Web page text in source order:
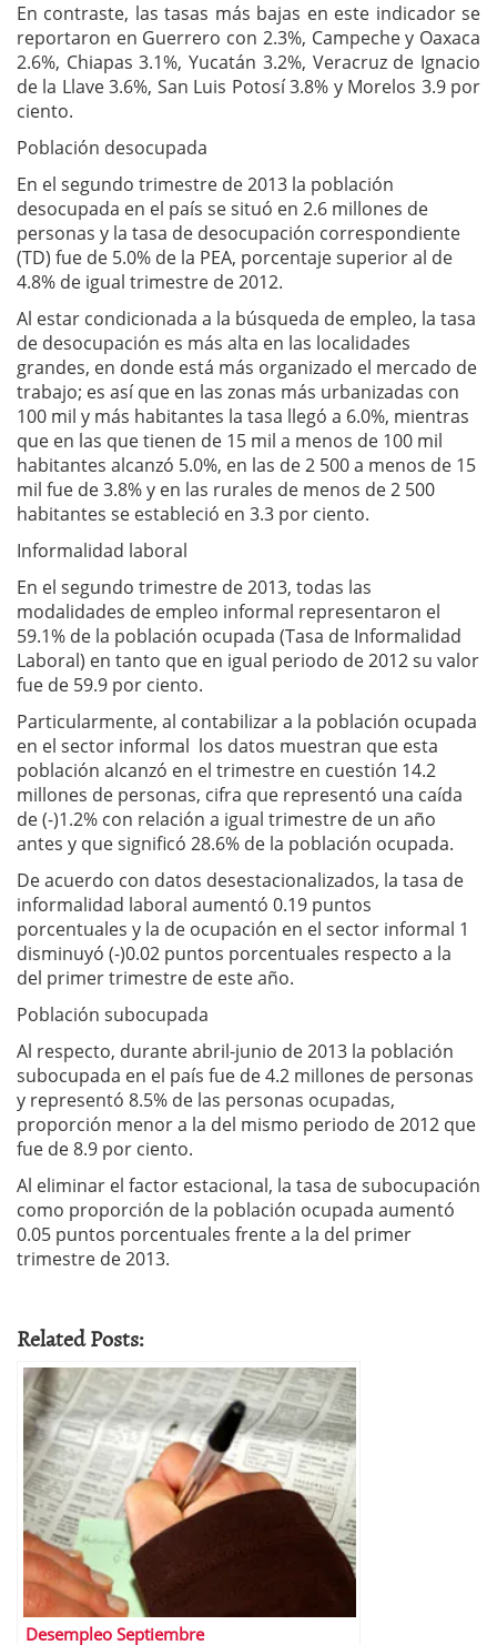
En contraste, las tasas más bajas en este indicador se
reportaron en Guerrero con 2.3%, Campeche y Oaxaca
2.6%, Chiapas 3.1%, Yucatán 3.2%, Veracruz de Ignacio
de la Llave 3.6%, San Luis Potosí 3.8% y Morelos 3.9 por
ciento.
Población desocupada
En el segundo trimestre de 2013 la población
desocupada en el país se situó en 2.6 millones de
personas y la tasa de desocupación correspondiente
(TD) fue de 5.0% de la PEA, porcentaje superior al de
4.8% de igual trimestre de 2012.
Al estar condicionada a la búsqueda de empleo, la tasa
de desocupación es más alta en las localidades
grandes, en donde está más organizado el mercado de
trabajo; es así que en las zonas más urbanizadas con
100 mil y más habitantes la tasa llegó a 6.0%, mientras
que en las que tienen de 15 mil a menos de 100 mil
habitantes alcanzó 5.0%, en las de 2 500 a menos de 15
mil fue de 3.8% y en las rurales de menos de 2 500
habitantes se estableció en 3.3 por ciento.
Informalidad laboral
En el segundo trimestre de 2013, todas las
modalidades de empleo informal representaron el
59.1% de la población ocupada (Tasa de Informalidad
Laboral) en tanto que en igual periodo de 2012 su valor
fue de 59.9 por ciento.
Particularmente, al contabilizar a la población ocupada
en el sector informal los datos muestran que esta
población alcanzó en el trimestre en cuestión 14.2
millones de personas, cifra que representó una caída
de (-)1.2% con relación a igual trimestre de un año
antes y que significó 28.6% de la población ocupada.
De acuerdo con datos desestacionalizados, la tasa de
informalidad laboral aumentó 0.19 puntos
porcentuales y la de ocupación en el sector informal 1
disminuyó (-)0.02 puntos porcentuales respecto a la
del primer trimestre de este año.
Población subocupada
Al respecto, durante abril-junio de 2013 la población
subocupada en el país fue de 4.2 millones de personas
y representó 8.5% de las personas ocupadas,
proporción menor a la del mismo periodo de 2012 que
fue de 8.9 por ciento.
Al eliminar el factor estacional, la tasa de subocupación
como proporción de la población ocupada aumentó
0.05 puntos porcentuales frente a la del primer
trimestre de 2013.
Related Posts:
Desempleo Septiembre